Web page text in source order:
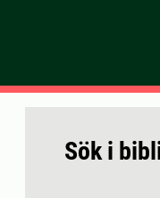
Sök i